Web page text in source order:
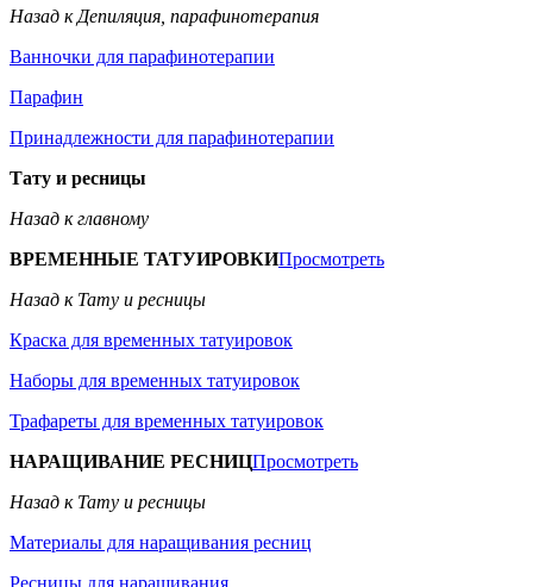
Назад к Депиляция, парафинотерапия
Ванночки для парафинотерапии
Парафин
Принадлежности для парафинотерапии
Тату и ресницы
Назад к главному
ВРЕМЕННЫЕ ТАТУИРОВКИПросмотреть
Назад к Тату и ресницы
Краска для временных татуировок
Наборы для временных татуировок
Трафареты для временных татуировок
НАРАЩИВАНИЕ РЕСНИЦПросмотреть
Назад к Тату и ресницы
Материалы для наращивания ресниц
Ресницы для наращивания